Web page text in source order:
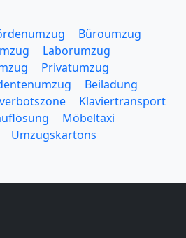
Büroumzug
Laborumzug
Privatumzug
Beiladung
Klaviertransport
Möbeltaxi
Umzugskartons